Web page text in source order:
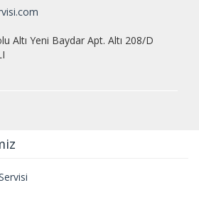
Servisi ile
gibi teknik
bir telefon kadar uzağınızda..
Altı Yeni Baydar Apt. Altı 208/D